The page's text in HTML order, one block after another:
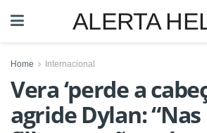
ALERTA
Home Internacional
Vera ‘perde a
agride Dylan: